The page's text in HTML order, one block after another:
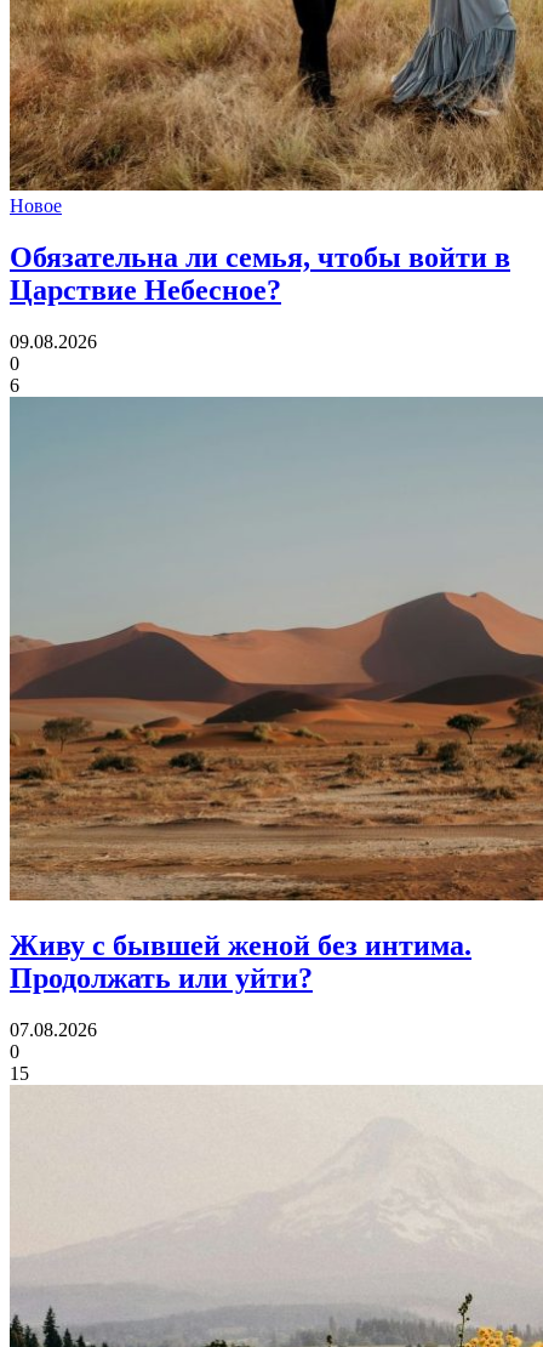
Новое
Обязательна ли семья, чтобы войти в
Царствие Небесное?
09.08.2026
0
6
Живу с бывшей женой без интима.
Продолжать или уйти?
07.08.2026
0
15